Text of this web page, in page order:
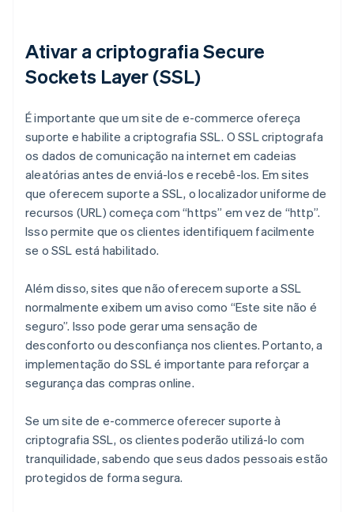
Ativar a criptografia Secure
Sockets Layer (SSL)
É importante que um site de e-commerce ofereça
suporte e habilite a criptografia SSL. O SSL criptografa
os dados de comunicação na internet em cadeias
aleatórias antes de enviá-los e recebê-los. Em sites
que oferecem suporte a SSL, o localizador uniforme de
recursos (URL) começa com “https” em vez de “http”.
Isso permite que os clientes identifiquem facilmente
se o SSL está habilitado.
Além disso, sites que não oferecem suporte a SSL
normalmente exibem um aviso como “Este site não é
seguro”. Isso pode gerar uma sensação de
desconforto ou desconfiança nos clientes. Portanto, a
implementação do SSL é importante para reforçar a
segurança das compras online.
Se um site de e-commerce oferecer suporte à
criptografia SSL, os clientes poderão utilizá-lo com
tranquilidade, sabendo que seus dados pessoais estão
protegidos de forma segura.